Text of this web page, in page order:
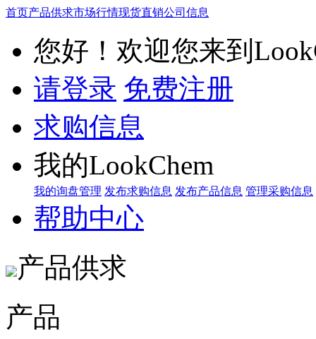
首页产品供求市场行情现货直销公司信息
您好！欢迎您来到
请登录 免费注册
求购信息
我的LookChem
我的询盘管理 发布求购信息 发布产品信息 管理采购信息
帮助中心
产品供求
产品